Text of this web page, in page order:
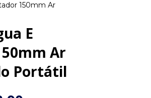
150mm Ar
E
Ar
Portátil